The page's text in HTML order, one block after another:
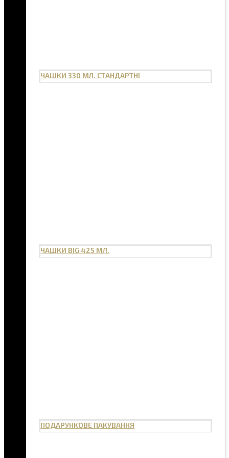
ЧАШКИ 330 МЛ. СТАНДАРТНІ
ЧАШКИ BIG 425 МЛ.
ПОДАРУНКОВЕ ПАКУВАННЯ